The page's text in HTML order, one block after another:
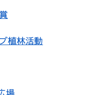
植林活動